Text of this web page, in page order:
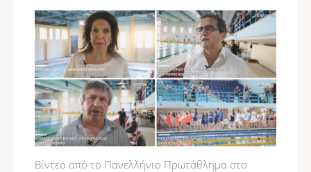
Βίντεο από το Πανελλήνιο Πρωτάθλημα στο